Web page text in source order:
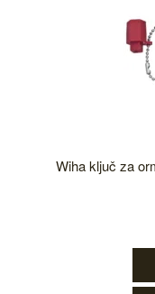
Wiha ključ za